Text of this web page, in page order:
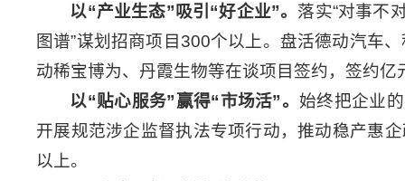
以“产业生态”吸引 “好企业”。 落实“对事不
图谱”谋划招商项目300个以上。盘活德动汽车
动稀宝博为、丹霞生物等在谈项目签约，签约亿
以“贴心服务”赢得“市场活”。始终把企业
开展规范涉企监督执法专项行动，推动稳产惠
以上。